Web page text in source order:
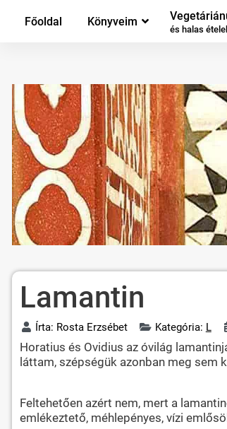
Főoldal Könyveim
és halas
Lamantin
Írta: Rosta Erzsébet Kategória: L
Horatius és Ovidius az óvilág
láttam, szépségük azonban meg sem
Feltehetően azért nem, mert a
emlékeztető, méhlepényes, vízi